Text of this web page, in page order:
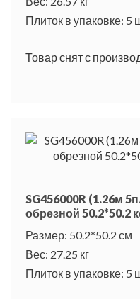
церкви. Уроженцами
Миани, актриса и певица
вилл, выстроенных в 17 и
Плиток в упаковке: 5
Товар снят с
SG456000R (1.26м
обрезной 50.2*50.2
Размер: 50.2*50.2 см
Вес: 27.25 кг
Плиток в упаковке: 5